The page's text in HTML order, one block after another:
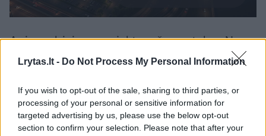
Lrytas.lt - Do Not Process My Personal Information
If you wish to opt-out of the sale, sharing to third parties, or
processing of your personal or sensitive information for
targeted advertising by us, please use the below opt-out
section to confirm your selection. Please note that after your
Apie ambicingą projektą rašo portalas „New
Atlas“. Planuojama atnaujinti ir naujai įrengti
kaip 464 tūkst. kv. metrų, oro uosto erdvių,
pakeisti senus terminalo korpusus, įrengti
naujus įlaipinimo vartus ir pastatyti milžinišką